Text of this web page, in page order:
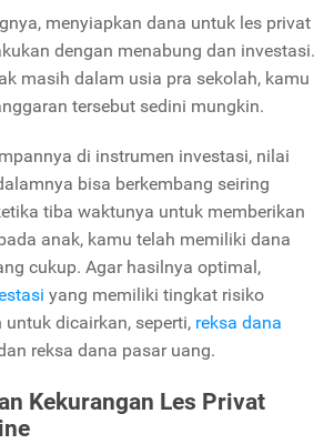
menyiapkan dana untuk les privat
dengan menabung dan investasi.
masih dalam usia pra sekolah, kamu
tersebut sedini mungkin.
di instrumen investasi, nilai
bisa berkembang seiring
tiba waktunya untuk memberikan
anak, kamu telah memiliki dana
cukup. Agar hasilnya optimal,
yang memiliki tingkat risiko
dicairkan, seperti, reksa dana
reksa dana pasar uang.
Kekurangan Les Privat